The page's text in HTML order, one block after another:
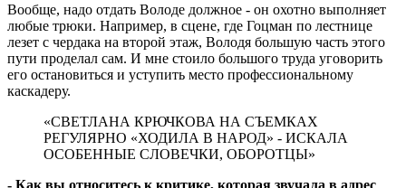
Вообще, надо отдать Володе должное - он охотно выполняет
любые трюки. Например, в сцене, где Гоцман по лестнице
лезет с чердака на второй этаж, Володя большую часть этого
пути проделал сам. И мне стоило большого труда уговорить
его остановиться и уступить место профессиональному
каскадеру.
«СВЕТЛАНА КРЮЧКОВА НА СЪЕМКАХ
РЕГУЛЯРНО «ХОДИЛА В НАРОД» - ИСКАЛА
ОСОБЕННЫЕ СЛОВЕЧКИ, ОБОРОТЦЫ»
- Как вы относитесь к критике, которая звучала в адрес